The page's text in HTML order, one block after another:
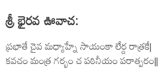
శ్రీ భైరవ ఊవాచ:
ప్రభాతే చైవ మధ్యాహ్నే సాయంకా లేర్ద రాత్రకే|
కవచం మంత్ర గర్భం చ పఠినీయం పరాత్పరం||